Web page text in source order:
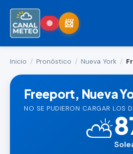
Inicio / Pronóstico / Nueva York /
Freeport, Nueva
NO SE PUDIERON CARGAR LOS
⛅